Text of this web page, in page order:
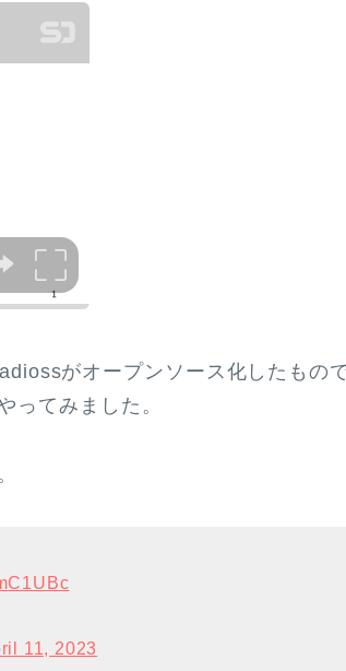
がオープンソース化したもの
ってみました。
11, 2023